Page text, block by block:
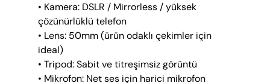
• Kamera: DSLR / Mirrorless / yüksek
çözünürlüklü telefon
• Lens: 50mm (ürün odaklı çekimler için
ideal)
• Tripod: Sabit ve titreşimsiz görüntü
• Mikrofon: Net ses için harici mikrofon